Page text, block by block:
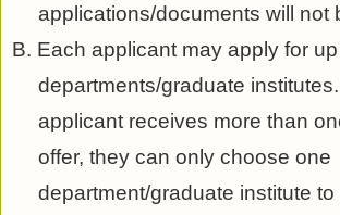
applications/documents will not
B. Each applicant may apply for
departments/graduate
applicant receives more than
offer, they can only choose one
department/graduate institute to